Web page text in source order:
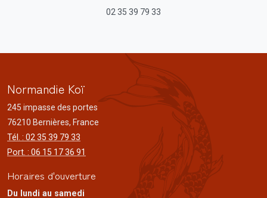
02 35 39 79 33
Normandie Koï
245 impasse des portes
76210 Bernières, France
Tél. : 02 35 39 79 33
Port. : 06 15 17 36 91
Horaires d'ouverture
Du lundi au samedi